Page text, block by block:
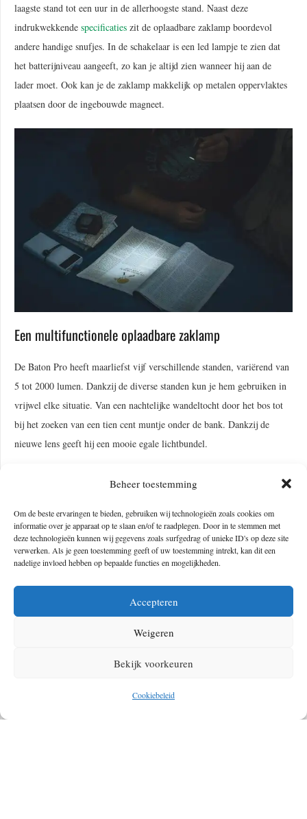
Beheer toestemming
Om de beste ervaringen te bieden, gebruiken wij technologieën zoals cookies om
informatie over je apparaat op te slaan en/of te raadplegen. Door in te stemmen met
deze technologieën kunnen wij gegevens zoals surfgedrag of unieke ID's op deze site
verwerken. Als je geen toestemming geeft of uw toestemming intrekt, kan dit een
nadelige invloed hebben op bepaalde functies en mogelijkheden.
Accepteren
Weigeren
Bekijk voorkeuren
Cookiebeleid
laagste stand tot een uur in de allerhoogste stand. Naast deze
indrukwekkende specificaties zit de oplaadbare zaklamp boordevol
andere handige snufjes. In de schakelaar is een led lampje te zien dat
het batterijniveau aangeeft, zo kan je altijd zien wanneer hij aan de
lader moet. Ook kan je de zaklamp makkelijk op metalen oppervlaktes
plaatsen door de ingebouwde magneet.
Een multifunctionele oplaadbare zaklamp
De Baton Pro heeft maarliefst vijf verschillende standen, variërend van
5 tot 2000 lumen. Dankzij de diverse standen kun je hem gebruiken in
vrijwel elke situatie. Van een nachtelijke wandeltocht door het bos tot
bij het zoeken van een tien cent muntje onder de bank. Dankzij de
nieuwe lens geeft hij een mooie egale lichtbundel.
Mid: 120 lumen / 810 minuten
Low: 30 lumen / 55 uur
Moonlight: 5 lumen / 9 dagen
De Olight Baton Pro is verkrijgbaar in de kleuren zwart, blauw, desert
in vrijwel elke outdoorwinkel. Hij wordt geleverd met batterij,
oplaadkabel, hoesje én vijf jaar garantie.